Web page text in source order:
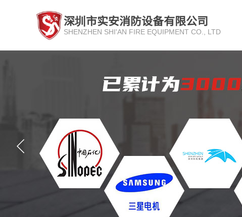
深圳市实安消防设备有限公司
SHENZHEN SHI'AN FIRE EQUIPMENT CO., LTD